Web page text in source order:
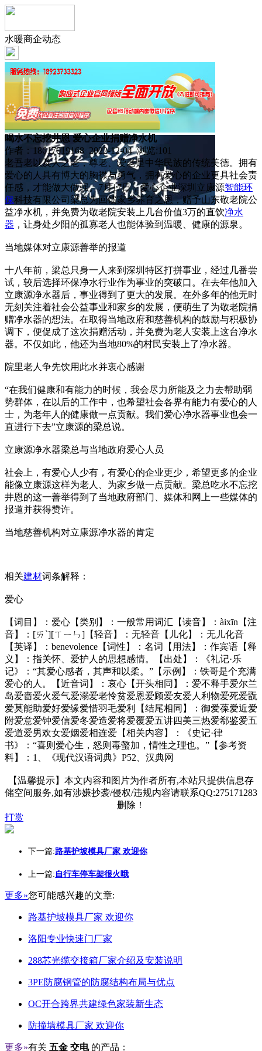
水暖商企动态
喝水不忘挖井恩 爱心企业捐赠净水机
作者：18617019168 2022-12-04 浏览:101
老吾老以及人之老，尊老、爱老是中华民族的传统美德。拥有
爱心的人具有博大的胸襟与勇气，拥有爱心的企业更具社会责
任感，才能做大做强。7月17日，爱心企业深圳立康源智能环
保科技有限公司梁总为回馈家乡养育之恩，赠予山东敬老院公
益净水机，并免费为敬老院安装上几台价值3万的直饮净水
器 ，让身处夕阳的孤寡老人也能体验到温暖、健康的源泉。
当地媒体对立康源善举的报道
十八年前，梁总只身一人来到深圳特区打拼事业，经过几番尝
试，较后选择环保净水行业作为事业的突破口。在去年他加入
立康源净水器后，事业得到了更大的发展。在外多年的他无时
无刻关注着社会公益事业和家乡的发展，便萌生了为敬老院捐
赠净水器的想法。在取得当地政府和慈善机构的鼓励与积极协
调下，便促成了这次捐赠活动，并免费为老人安装上这台净水
器。不仅如此，他还为当地80%的村民安装上了净水器。
院里老人争先饮用此水并衷心感谢
“在我们健康和有能力的时候，我会尽力所能及之力去帮助弱
势群体，在以后的工作中，也希望社会各界有能力有爱心的人
士，为老年人的健康做一点贡献。我们爱心净水器事业也会一
直进行下去”立康源的梁总说。
立康源净水器梁总与当地政府爱心人员
社会上，有爱心人少有，有爱心的企业更少，希望更多的企业
能像立康源这样为老人、为家乡做一点贡献。梁总吃水不忘挖
井恩的这一善举得到了当地政府部门、媒体和网上一些媒体的
报道并获得赞许。
当地慈善机构对立康源净水器的肯定
相关建材词条解释：
爱心
【词目】：爱心【类别】：一般常用词汇【读音】：àixīn【注
音】：[ㄞˋ][ㄒㄧㄣ]【轻音】：无轻音【儿化】：无儿化音
【英译】：benevolence【词性】：名词【用法】：作宾语【释
义】：指关怀、爱护人的思想感情。【出处】：《礼记·乐
记》：“其爱心感者，其声和以柔。”【示例】：铁哥是个充满
爱心的人。【近音词】：哀心【开头相同】：爱不释手爱尔兰
岛爱啬爱火爱气爱溺爱老怜贫爱恩爱顾爱友爱人利物爱死爱翫
爱莫能助爱好爱缘爱惜羽毛爱利【结尾相同】：御爱葆爱近爱
附爱意爱钟爱信爱冬爱造爱将爱覆爱五讲四美三热爱郗鉴爱五
爱道爱男欢女爱姻爱相连爱【相关内容】：《史记·律
书》：“喜则爱心生，怒则毒螫加，情性之理也。”【参考资
料】：1、《现代汉语词典》P52、汉典网
【温馨提示】本文内容和图片为作者所有,本站只提供信息存
储空间服务,如有涉嫌抄袭/侵权/违规内容请联系QQ:275171283
删除！
打赏
下一篇:路基护坡模具厂家 欢迎你
上一篇: 自行车停车架很火哦
更多»您可能感兴趣的文章:
路基护坡模具厂家 欢迎你
洛阳专业快速门厂家
288芯光缆交接箱厂家介绍及安装说明
3PE防腐钢管的防腐结构布局与优点
OC开合跨界共建绿色家装新生态
防撞墙模具厂家 欢迎你
更多»有关 五金 交电 的产品：